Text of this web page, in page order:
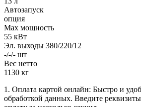
Автозапуск
опция
Max мощность
55 кВт
Эл. выходы 380/220/12
-/-/- шт
Вес нетто
1130 кг
1. Оплата картой онлайн: Быстро и
обработкой данных. Введите